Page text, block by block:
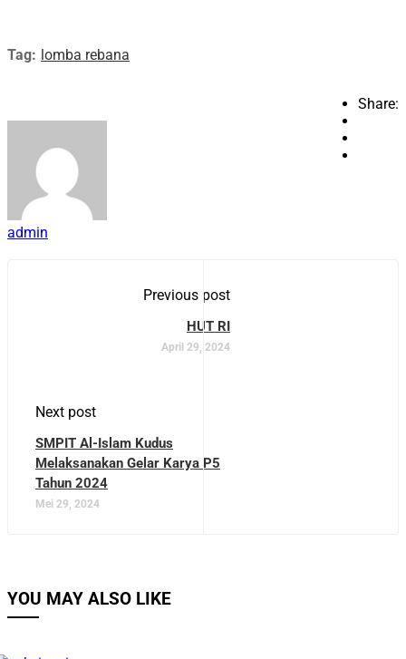
Tag: lomba rebana
Share:
admin
Previous post
HUT RI
April 29, 2024
Next post
SMPIT Al-Islam Kudus
Melaksanakan Gelar Karya P5
Tahun 2024
Mei 29, 2024
YOU MAY ALSO LIKE